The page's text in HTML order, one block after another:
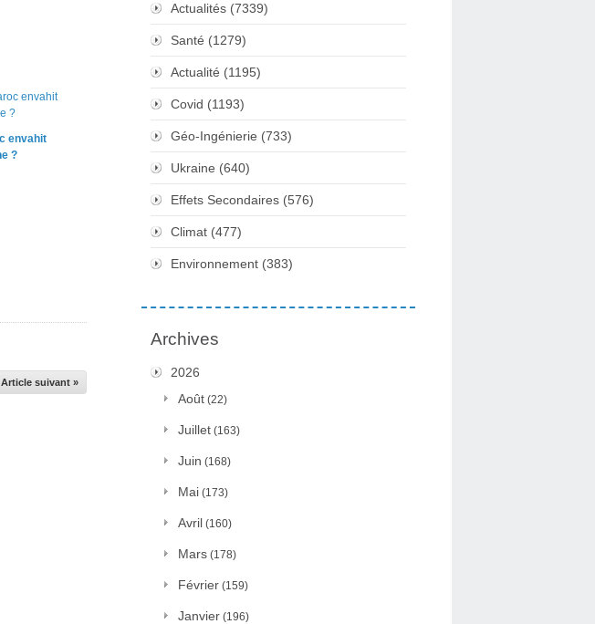
envahit
?
Article suivant »
Actualités (7339)
Santé (1279)
Actualité (1195)
Covid (1193)
Géo-Ingénierie (733)
Ukraine (640)
Effets Secondaires (576)
Climat (477)
Environnement (383)
Archives
2026
Août (22)
Juillet (163)
Juin (168)
Mai (173)
Avril (160)
Mars (178)
Février (159)
Janvier (196)